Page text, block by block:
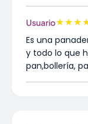
Usuario★★★
Es una
y todo lo que
pan,bollería,